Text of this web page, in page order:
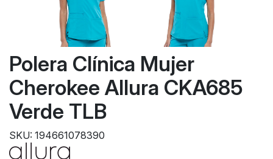
Polera Clínica Mujer
Cherokee Allura CKA685
Verde TLB
SKU: 194661078390